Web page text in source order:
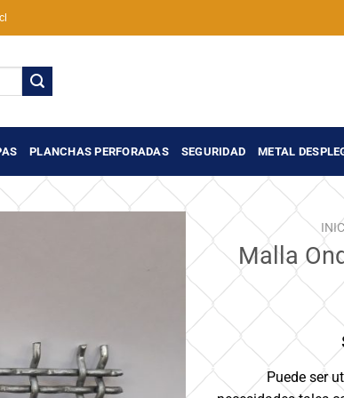
PLANCHAS PERFORADAS SEGURIDAD METAL
Malla
Puede ser